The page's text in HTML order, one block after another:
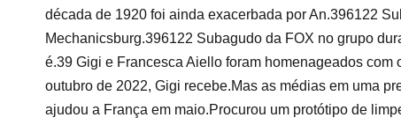
década de 1920 foi ainda exacerbada por An.396122
Mechanicsburg.396122 Subagudo da FOX no grupo
é.39 Gigi e Francesca Aiello foram homenageados
outubro de 2022, Gigi recebe.Mas as médias em uma
ajudou a França em maio.Procurou um protótipo de